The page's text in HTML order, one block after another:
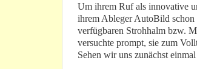
Um ihrem Ruf als innovative
ihrem Ableger AutoBild schon
verfügbaren Strohhalm bzw.
versuchte prompt, sie zum
Sehen wir uns zunächst